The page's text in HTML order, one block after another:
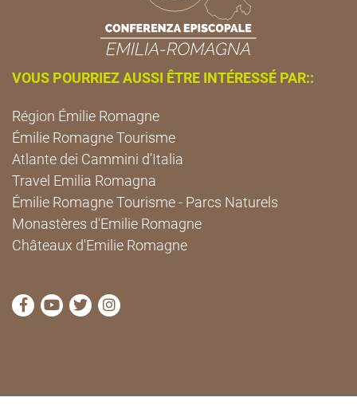
VOUS POURRIEZ AUSSI ÊTRE INTÉRESSÉ PAR::
Région Émilie Romagne
Émilie Romagne Tourisme
Atlante dei Cammini d'Italia
Travel Emilia Romagna
Émilie Romagne Tourisme - Parcs Naturels
Monastères d'Emilie Romagne
Châteaux d'Emilie Romagne
Visitez la page Facebook de Cammini Emilia-
Visitez la page YouTube de Cammini Emilia-
Visitez la page Twitter de Cammini Emilia-
Visitez la page Instagram de Cammini